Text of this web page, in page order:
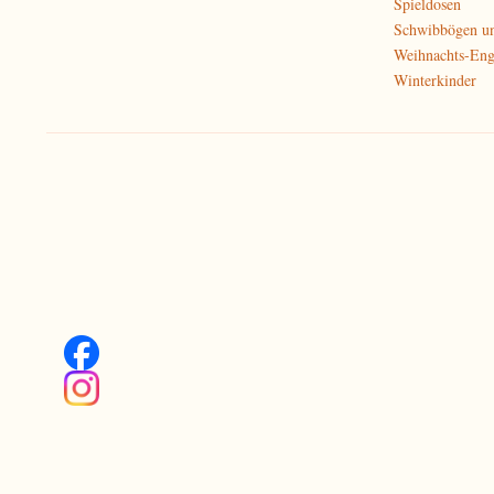
Schwibbögen
Weihnachts-
Winterkinder